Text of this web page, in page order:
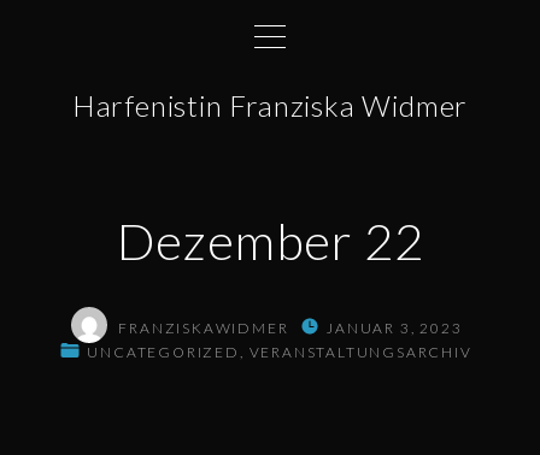
Harfenistin Franziska Widmer
Dezember 22
FRANZISKAWIDMER
JANUAR 3, 2023
UNCATEGORIZED
VERANSTALTUNGSARCHIV